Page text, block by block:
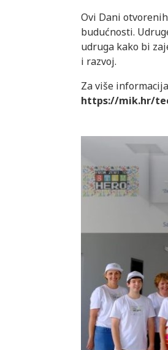
Ovi Dani
budućnosti.
udruga kako bi
i razvoj.
Za više
https://mik.hr/